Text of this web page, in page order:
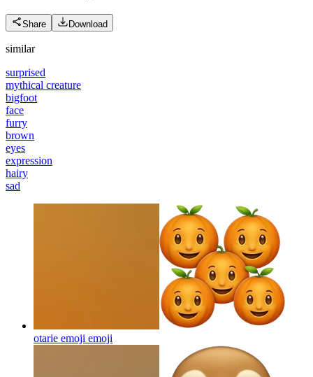
Share Download
similar
surprised
mythical creature
bigfoot
face
furry
brown
eyes
expression
hairy
sad
otarie emoji emoji